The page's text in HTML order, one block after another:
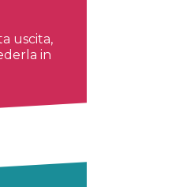
uscita,
in